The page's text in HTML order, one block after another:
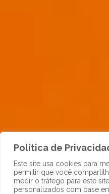
Política de
Este site usa cookies para
permitir que você
medir o tráfego para este
personalizados com base